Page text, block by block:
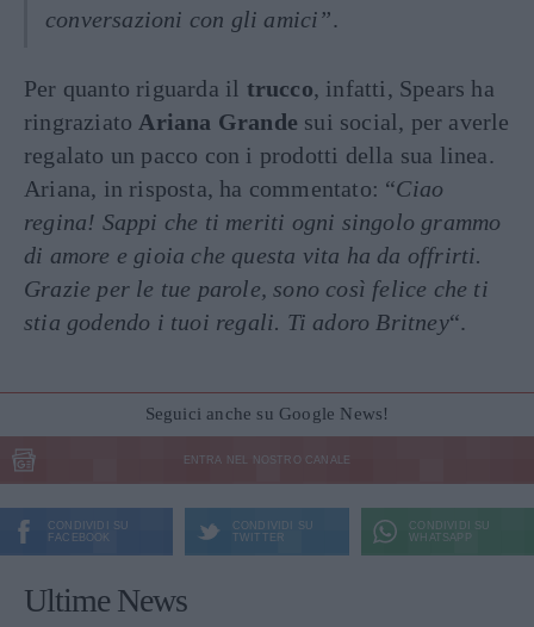
conversazioni con gli amici”.
Per quanto riguarda il trucco, infatti, Spears ha
ringraziato Ariana Grande sui social, per averle
regalato un pacco con i prodotti della sua linea.
Ariana, in risposta, ha commentato: “Ciao
regina! Sappi che ti meriti ogni singolo grammo
di amore e gioia che questa vita ha da offrirti.
Grazie per le tue parole, sono così felice che ti
stia godendo i tuoi regali. Ti adoro Britney“.
Seguici anche su Google News!
ENTRA NEL NOSTRO CANALE
CONDIVIDI SU
FACEBOOK
CONDIVIDI SU
TWITTER
CONDIVIDI SU
WHATSAPP
Ultime News